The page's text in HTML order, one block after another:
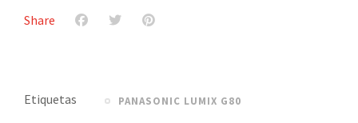
Share
Etiquetas PANASONIC LUMIX G80